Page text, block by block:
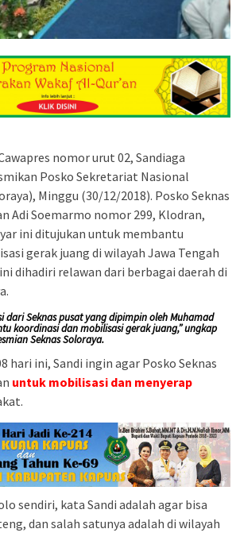
nomor urut 02, Sandiaga
Posko Sekretariat Nasional
Minggu (30/12/2018). Posko Seknas
Adi Soemarmo nomor 299, Klodran,
ini ditujukan untuk membantu
gerak juang di wilayah Jawa Tengah
dihadiri relawan dari berbagai daerah di
dari Seknas pusat yang dipimpin oleh Muhamad
koordinasi dan mobilisasi gerak juang,” ungkap
Seknas Soloraya.
hari ini, Sandi ingin agar Posko Seknas
untuk mobilisasi dan menyerap
sendiri, kata Sandi adalah agar bisa
dan salah satunya adalah di wilayah